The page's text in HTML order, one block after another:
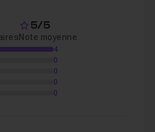
ou 8 installé (une version
avec DxO PhotoLab est
d'une vidéo pour débutants.
5/5
Note moyenne
4
0
0
0
0